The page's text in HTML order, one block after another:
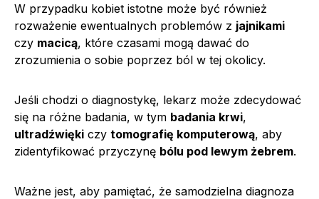
W przypadku kobiet istotne może być również
rozważenie ewentualnych problemów z jajnikami
czy macicą, które czasami mogą dawać do
zrozumienia o sobie poprzez ból w tej okolicy.
Jeśli chodzi o diagnostykę, lekarz może zdecydować
się na różne badania, w tym badania krwi,
ultradźwięki czy tomografię komputerową, aby
zidentyfikować przyczynę bólu pod lewym żebrem.
Ważne jest, aby pamiętać, że samodzielna diagnoza